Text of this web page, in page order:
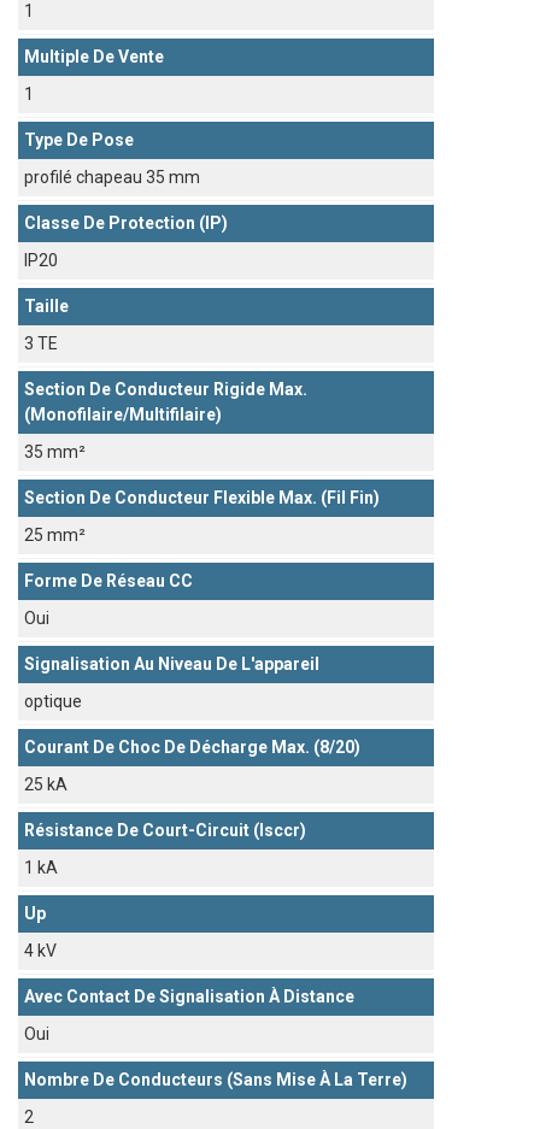
1
Multiple De Vente
1
Type De Pose
profilé chapeau 35 mm
Classe De Protection (IP)
IP20
Taille
3 TE
Section De Conducteur Rigide Max.
(monofilaire/multifilaire)
35 mm²
Section De Conducteur Flexible Max. (fil Fin)
25 mm²
Forme De Réseau CC
Oui
Signalisation Au Niveau De L'appareil
optique
Courant De Choc De Décharge Max. (8/20)
25 kA
Résistance De Court-Circuit (Isccr)
1 kA
Up
4 kV
Avec Contact De Signalisation À Distance
Oui
Nombre De Conducteurs (sans Mise À La Terre)
2